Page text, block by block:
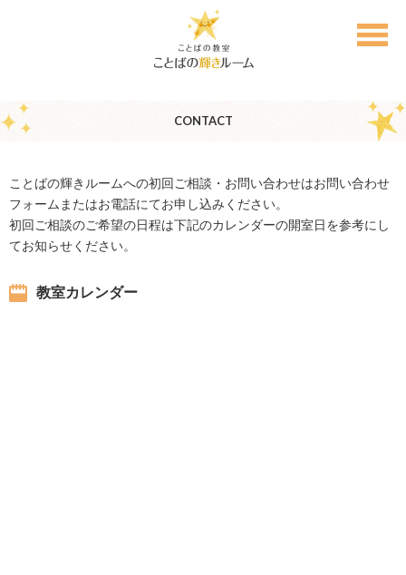
CONTACT
ことばの輝きルームへの初回ご相談・お問い合わせはお問い合わせ
フォームまたはお電話にてお申し込みください。
初回ご相談のご希望の日程は下記のカレンダーの開室日を参考にし
てお知らせください。
教室カレンダー